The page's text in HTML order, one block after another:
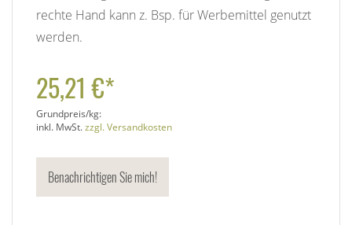
rechte Hand kann z. Bsp. für Werbemittel genutzt
werden.
25,21 €*
Grundpreis/kg:
inkl. MwSt.zzgl. Versandkosten
Benachrichtigen Sie mich!